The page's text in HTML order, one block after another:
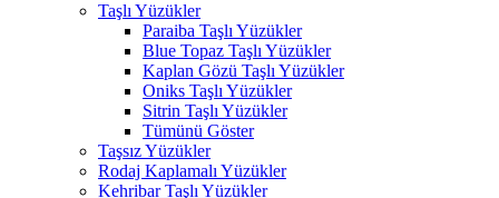
Taşlı Yüzükler
Paraiba Taşlı Yüzükler
Blue Topaz Taşlı Yüzükler
Kaplan Gözü Taşlı Yüzükler
Oniks Taşlı Yüzükler
Sitrin Taşlı Yüzükler
Tümünü Göster
Taşsız Yüzükler
Rodaj Kaplamalı Yüzükler
Kehribar Taşlı Yüzükler